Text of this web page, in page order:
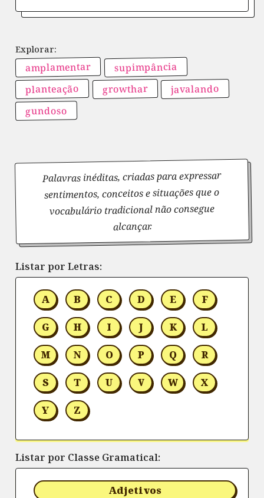
amplamentar supimpância
planteação growthar javalando
gundoso
Palavras inéditas, criadas para expressar
sentimentos, conceitos e situações que o
vocabulário tradicional não consegue
alcançar.
Listar por Letras:
A B C D E F
G H I J K L
M N O P Q R
S T U V W X
Y Z
Listar por Classe Gramatical:
Adjetivos